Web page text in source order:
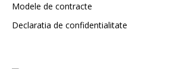
Modele de contracte
Declaratia de confidentialitate